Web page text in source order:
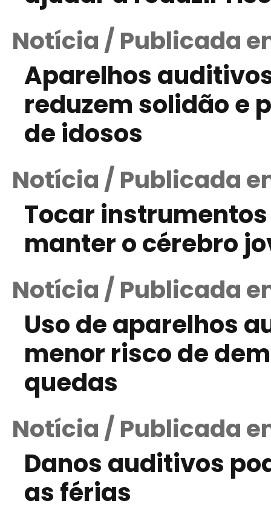
Notícia / Publicada
Aparelhos
reduzem solidão e
de idosos
Notícia / Publicada
Tocar
manter o cérebro
Notícia / Publicada
Uso de aparelhos
menor risco de
quedas
Notícia / Publicada
Danos auditivos
as férias